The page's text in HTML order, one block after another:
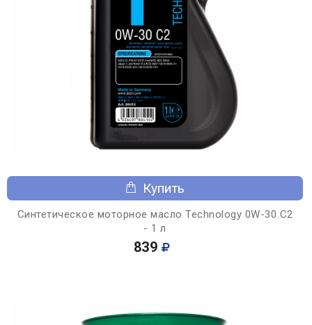
Купить
Синтетическое моторное масло Technology 0W-30 C2
- 1 л
839